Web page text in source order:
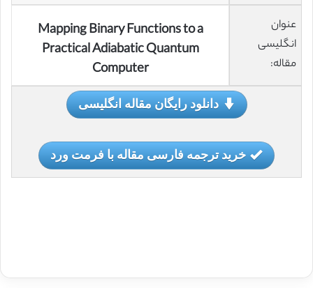
عنوان
انگلیسی
مقاله:
Mapping Binary Functions to a
Practical Adiabatic Quantum
Computer
دانلود رایگان مقاله انگلیسی
خرید ترجمه فارسی مقاله با فرمت ورد